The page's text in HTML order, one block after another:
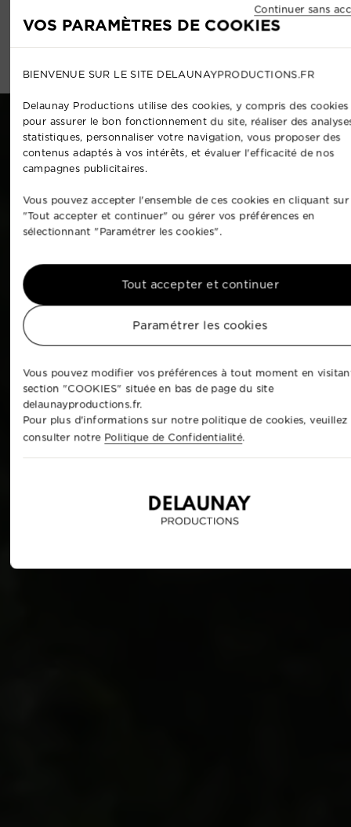
VOS PARAMÈTRES DE COOKIES
Continuer sans
BIENVENUE SUR LE SITE DELAUNAYPRODUCTIONS.FR
Delaunay Productions utilise des cookies, y compris des
pour assurer le bon fonctionnement du site, réaliser des
statistiques, personnaliser votre navigation, vous proposer des
contenus adaptés à vos intérêts, et évaluer l'efficacité de nos
campagnes publicitaires.
Vous pouvez accepter l'ensemble de ces cookies en cliquant sur
"Tout accepter et continuer" ou gérer vos préférences en
sélectionnant "Paramétrer les cookies".
Paramétrer les cookies
Tout accepter et continuer
Vous pouvez modifier vos préférences à tout moment en
section "COOKIES" située en bas de page du site
delaunayproductions.fr.
Pour plus d'informations sur notre politique de cookies, veuillez
consulter notre Politique de Confidentialité.